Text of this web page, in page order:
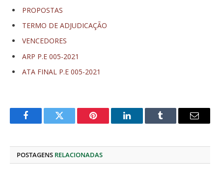
PROPOSTAS
TERMO DE ADJUDICAÇÃO
VENCEDORES
ARP P.E 005-2021
ATA FINAL P.E 005-2021
FacebookTwitter Pinterest O
Tumblr
E-
POSTAGENS RELACIONADAS